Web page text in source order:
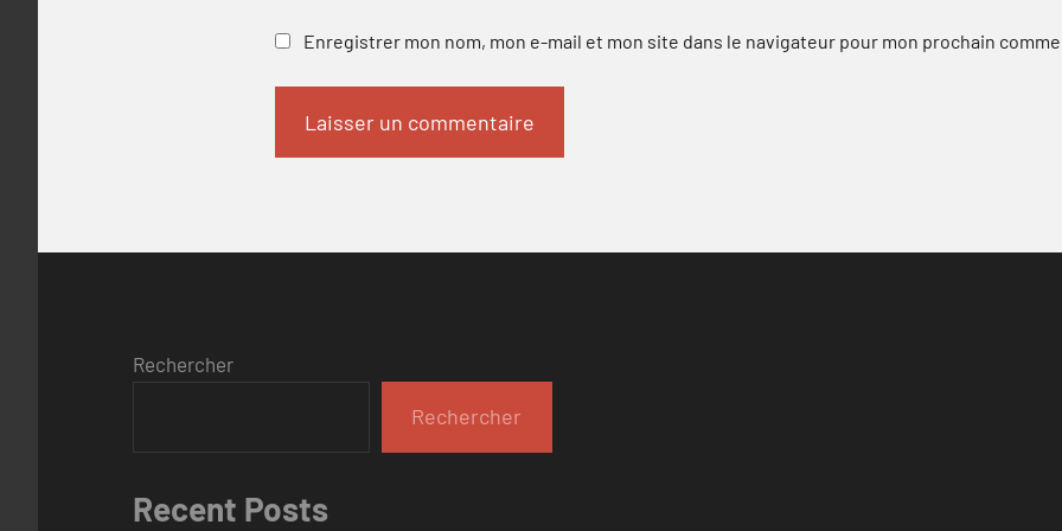
Enregistrer mon nom, mon e-mail et mon site dans le navigateur pour mon prochain
Rechercher
Rechercher
Recent Posts